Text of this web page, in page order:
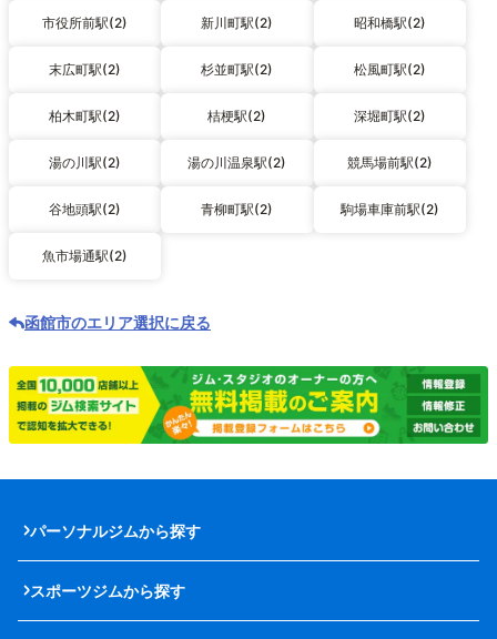
市役所前駅(2) 新川町駅(2) 昭和橋駅(2)
末広町駅(2) 杉並町駅(2) 松風町駅(2)
柏木町駅(2) 桔梗駅(2) 深堀町駅(2)
湯の川駅(2) 湯の川温泉駅(2) 競馬場前駅(2)
谷地頭駅(2) 青柳町駅(2) 駒場車庫前駅(2)
魚市場通駅(2)
函館市のエリア選択に戻る
パーソナルジムから探す
スポーツジムから探す